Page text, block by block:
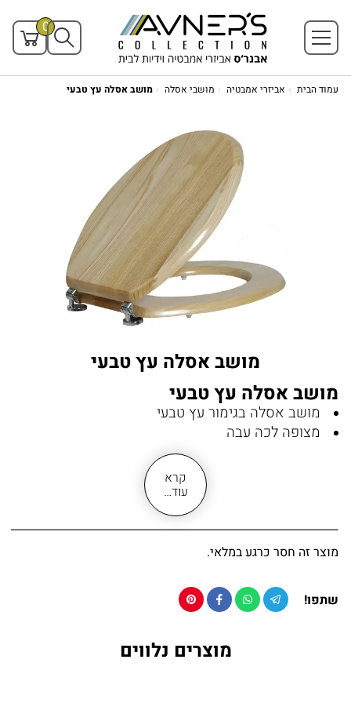
0
עמוד הבית אביזרי אמבטיה מושבי אסלה מושב אסלה עץ טבעי
מושב אסלה עץ טבעי
מושב אסלה עץ טבעי
מושב אסלה בגימור עץ טבעי
מצופה לכה עבה
עמיד בפני חומרי ניקוי חריפים
מושב אסלה מתאים לכל סוג אסלה
צירים מתכווננים ועמידים מפני חלודה
ההתקנה נוחה ולא דורשת ניסיון קודם
האריזה מגיעה עם כל חלקי הרכבה הנדרשים
קרא
עוד…
מוצר זה חסר כרגע במלאי.
שתפו!
מוצרים נלווים